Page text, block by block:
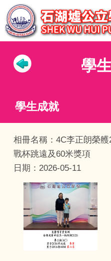
學
學生成就
相冊名稱：4C李正朗榮
戰杯跳遠及60米獎項
日期：2026-05-11